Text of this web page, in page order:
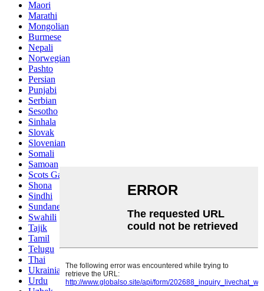
Maori
Marathi
Mongolian
Burmese
Nepali
Norwegian
Pashto
Persian
Punjabi
Serbian
Sesotho
Sinhala
Slovak
Slovenian
Somali
Samoan
Scots Gaelic
Shona
Sindhi
Sundanese
Swahili
Tajik
Tamil
Telugu
Thai
Ukrainian
Urdu